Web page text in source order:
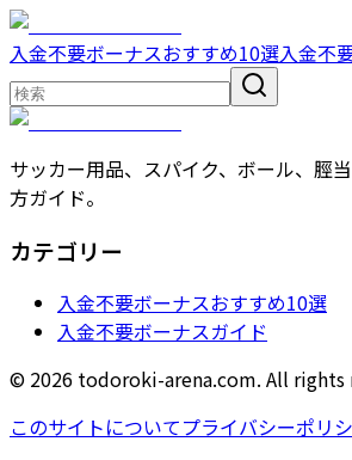
入金不要ボーナスおすすめ10選入金不
サッカー用品、スパイク、ボール、脛
方ガイド。
カテゴリー
入金不要ボーナスおすすめ10選
入金不要ボーナスガイド
© 2026 todoroki-arena.com. All rights
このサイトについてプライバシーポリ